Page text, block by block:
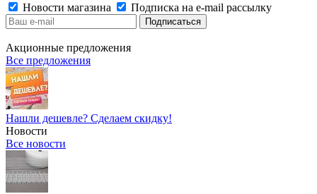
Новости магазина
Подписка на e-mail рассылку
Акционные предложения
Все предложения
Нашли дешевле? Сделаем скидку!
Новости
Все новости